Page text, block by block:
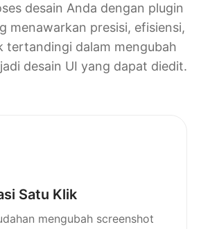
desain Anda dengan plugin
menawarkan presisi, efisiensi,
tertandingi dalam mengubah
desain UI yang dapat diedit.
Satu Klik
mengubah screenshot